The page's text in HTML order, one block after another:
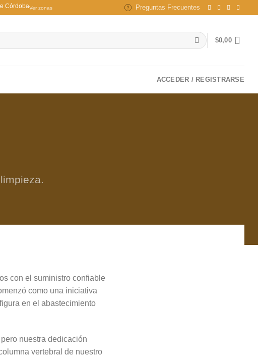
CórdobaVer zonas Preguntas Frecuentes
$0,00
ACCEDER / REGISTRARSE
con el suministro confiable
como una iniciativa
en el abastecimiento
nuestra dedicación
vertebral de nuestro